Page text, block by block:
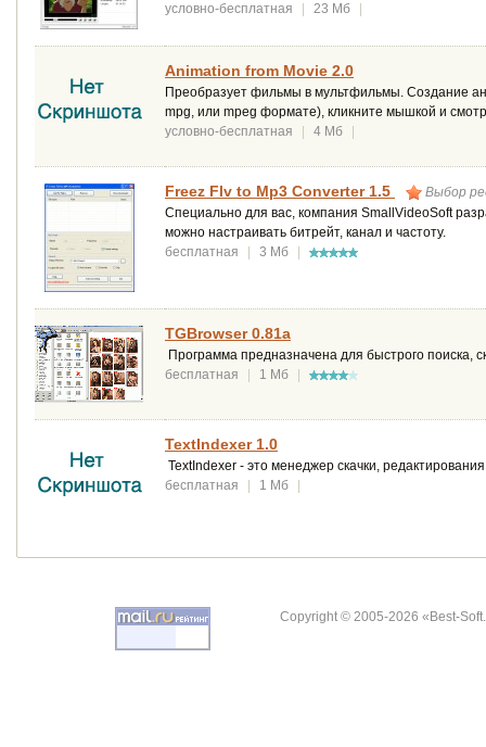
условно-бесплатная
| 23 Мб |
Animation from Movie 2.0
Преобразует фильмы в мультфильмы. Создание
mpg, или mpeg формате), кликните мышкой и
условно-бесплатная
| 4 Мб |
Freez Flv to Mp3 Converter 1.5
Выбор
Специально для вас, компания SmallVideoSoft
можно настраивать битрейт, канал и частоту.
бесплатная
| 3 Мб |
TGBrowser 0.81a
Программа предназначена для быстрого поиска,
бесплатная
| 1 Мб |
TextIndexer 1.0
TextIndexer - это менеджер скачки,
бесплатная
| 1 Мб |
Copyright © 2005-2026 «Best-